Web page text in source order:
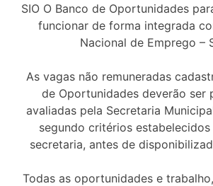
SIO O Banco de Oportunidades
funcionar de forma integrada
Nacional de Emprego –
As vagas não remuneradas
de Oportunidades deverão ser
avaliadas pela Secretaria
segundo critérios
secretaria, antes de
Todas as oportunidades e